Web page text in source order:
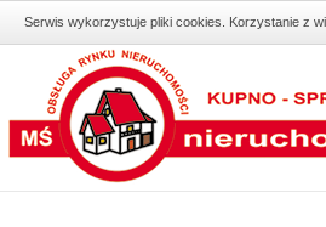
Serwis wykorzystuje pliki cookies. Korzystanie z